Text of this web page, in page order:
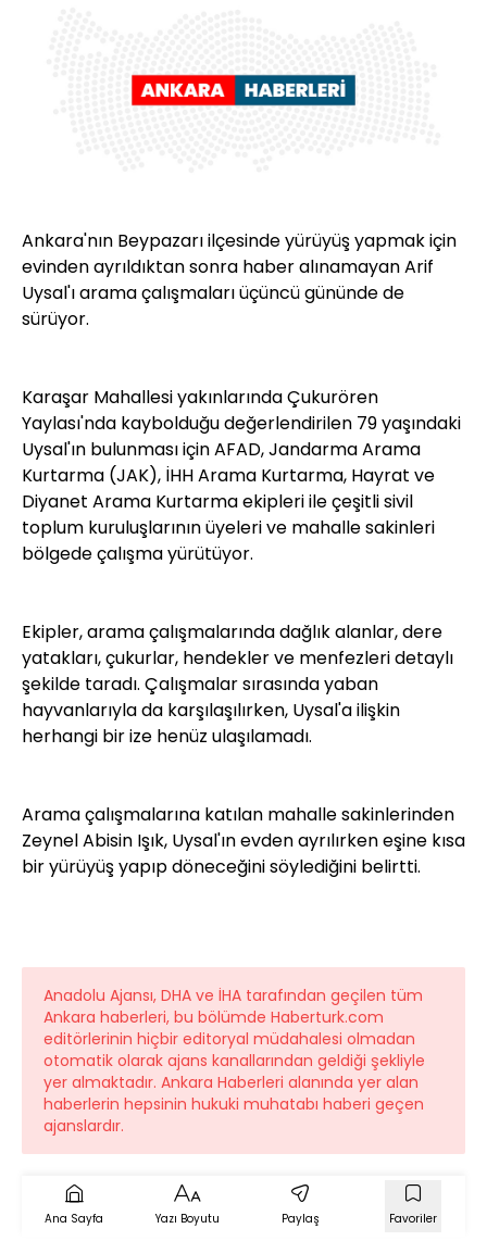
Ankara'nın Beypazarı ilçesinde yürüyüş yapmak için
evinden ayrıldıktan sonra haber alınamayan Arif
Uysal'ı arama çalışmaları üçüncü gününde de
sürüyor.
Karaşar Mahallesi yakınlarında Çukurören
Yaylası'nda kaybolduğu değerlendirilen 79 yaşındaki
Uysal'ın bulunması için AFAD, Jandarma Arama
Kurtarma (JAK), İHH Arama Kurtarma, Hayrat ve
Diyanet Arama Kurtarma ekipleri ile çeşitli sivil
toplum kuruluşlarının üyeleri ve mahalle sakinleri
bölgede çalışma yürütüyor.
Ekipler, arama çalışmalarında dağlık alanlar, dere
yatakları, çukurlar, hendekler ve menfezleri detaylı
şekilde taradı. Çalışmalar sırasında yaban
hayvanlarıyla da karşılaşılırken, Uysal'a ilişkin
herhangi bir ize henüz ulaşılamadı.
Arama çalışmalarına katılan mahalle sakinlerinden
Zeynel Abisin Işık, Uysal'ın evden ayrılırken eşine kısa
bir yürüyüş yapıp döneceğini söylediğini belirtti.
Anadolu Ajansı, DHA ve İHA tarafından geçilen tüm
Ankara haberleri, bu bölümde Haberturk.com
editörlerinin hiçbir editoryal müdahalesi olmadan
otomatik olarak ajans kanallarından geldiği şekliyle
yer almaktadır. Ankara Haberleri alanında yer alan
haberlerin hepsinin hukuki muhatabı haberi geçen
ajanslardır.
Ana Sayfa Yazı Boyutu Paylaş Favoriler